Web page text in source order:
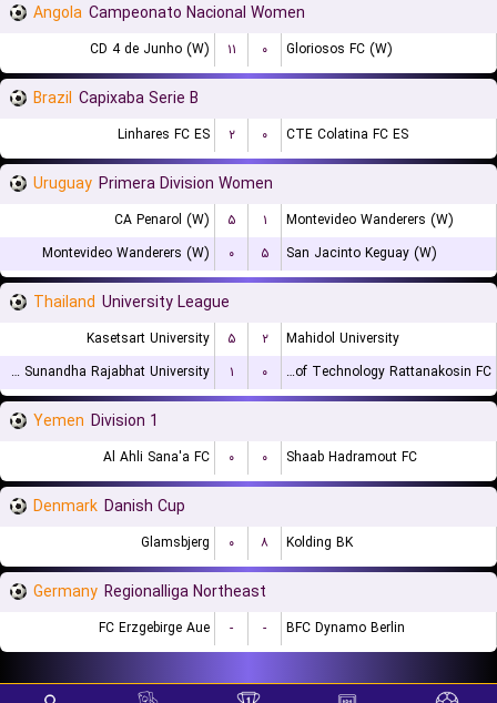
Angola Campeonato Nacional Women
CD 4 de Junho (W) ۱۱ ۰ Gloriosos FC (W)
Brazil Capixaba Serie B
Linhares FC ES ۲ ۰ CTE Colatina FC ES
Uruguay Primera Division Women
CA Penarol (W) ۵ ۱
Montevideo Wanderers (W)
Montevideo Wanderers (W)
۰ ۵ San Jacinto Keguay (W)
Thailand University League
Kasetsart University ۵ ۲
Mahidol University
Suan Sunandha Rajabhat University
۱ ۰ Rajamangala University of Technology Rattanakosin FC
Yemen Division 1
Al Ahli Sana'a FC ۰ ۰ Shaab Hadramout FC
Denmark Danish Cup
Glamsbjerg ۰ ۸ Kolding BK
Germany Regionalliga Northeast
FC Erzgebirge Aue - - BFC Dynamo Berlin